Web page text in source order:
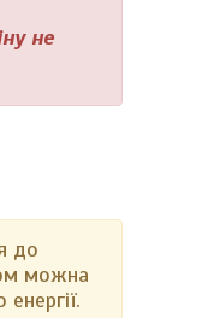
не
до
можна